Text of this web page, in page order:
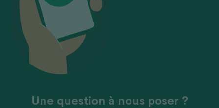
Une question à nous poser ?